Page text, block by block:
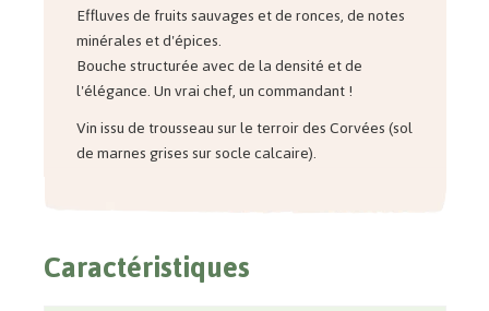
Effluves de fruits sauvages et de ronces, de notes
minérales et d'épices.
Bouche structurée avec de la densité et de
l'élégance. Un vrai chef, un commandant !
Vin issu de trousseau sur le terroir des Corvées(sol
de marnes grises sur socle calcaire).
Caractéristiques